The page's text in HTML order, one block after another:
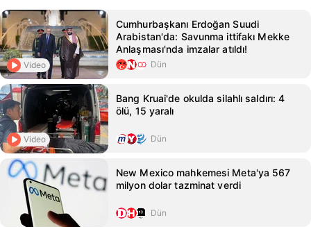
Video
Cumhurbaşkanı Erdoğan Suudi
Arabistan'da: Savunma ittifakı Mekke
Anlaşması'nda imzalar atıldı!
Dün
Video
Bang Kruai'de okulda silahlı saldırı: 4
ölü, 15 yaralı
Dün
New Mexico mahkemesi Meta'ya 567
milyon dolar tazminat verdi
Dün